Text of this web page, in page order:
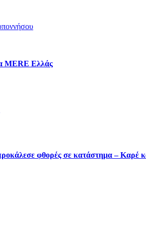
MERE Ελλάς
φθορές σε κατάστημα – Καρέ